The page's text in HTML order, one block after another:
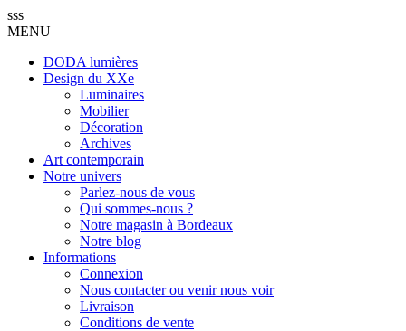
sss
MENU
DODA lumières
Design du XXe
Luminaires
Mobilier
Décoration
Archives
Art contemporain
Notre univers
Parlez-nous de vous
Qui sommes-nous ?
Notre magasin à Bordeaux
Notre blog
Informations
Connexion
Nous contacter ou venir nous voir
Livraison
Conditions de vente